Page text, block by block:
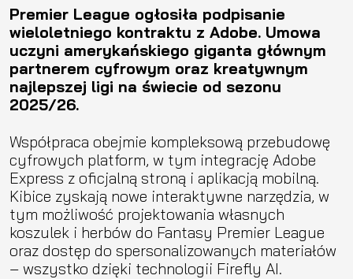
Premier League ogłosiła podpisanie
wieloletniego kontraktu z Adobe. Umowa
uczyni amerykańskiego giganta głównym
partnerem cyfrowym oraz kreatywnym
najlepszej ligi na świecie od sezonu
2025/26.
Współpraca obejmie kompleksową przebudowę
cyfrowych platform, w tym integrację Adobe
Express z oficjalną stroną i aplikacją mobilną.
Kibice zyskają nowe interaktywne narzędzia, w
tym możliwość projektowania własnych
koszulek i herbów do Fantasy Premier League
oraz dostęp do spersonalizowanych materiałów
– wszystko dzięki technologii Firefly AI.